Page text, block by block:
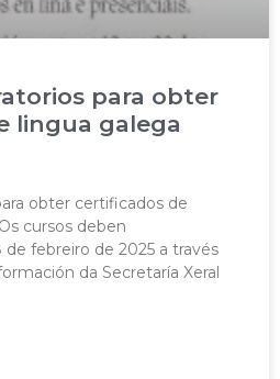
para obter
lingua galega
obter certificados de
cursos deben
febreiro de 2025 a través
da Secretaría Xeral